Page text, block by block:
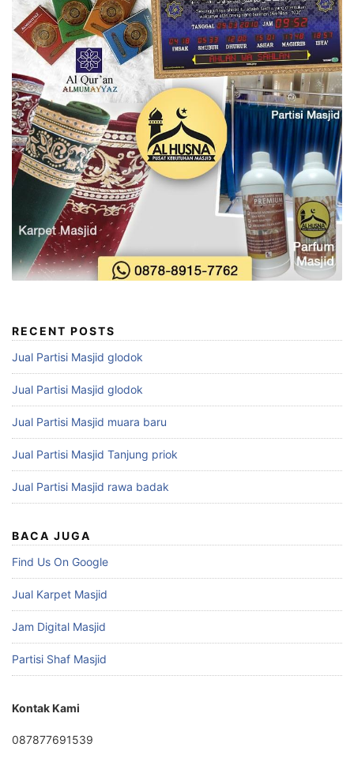
RECENT POSTS
Jual Partisi Masjid glodok
Jual Partisi Masjid glodok
Jual Partisi Masjid muara baru
Jual Partisi Masjid Tanjung priok
Jual Partisi Masjid rawa badak
BACA JUGA
Find Us On Google
Jual Karpet Masjid
Jam Digital Masjid
Partisi Shaf Masjid
Kontak Kami
087877691539